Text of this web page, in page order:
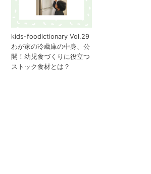
kids-foodictionary Vol.29
わが家の冷蔵庫の中身、公
開！幼児食づくりに役立つ
ストック食材とは？